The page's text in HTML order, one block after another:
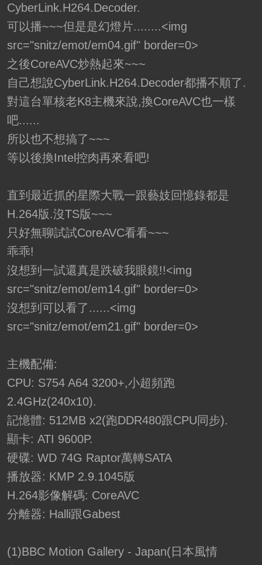
CyberLink.H264.Decoder.
可以播~~~但是是幻燈片........<img
src="snitz/emot/em04.gif" border=0>
之後CoreAVC炒熱起來~~~
自己想說CyberLink.H264.Decoder都播不順了.
對這台單核老K8主機來說,換CoreAVC也一樣
吧......
所以也不想搞了~~~
等以後換Intel控肉再來看吧!
直到最近抓的星際大戰一跟藝妓回憶錄都是
H.264版.沒TS版~~~
只好無聊試試CoreAVC看看~~~
乖乖!
沒想到一試還真是跌破我眼鏡!!<img
src="snitz/emot/em14.gif" border=0>
沒想到可以看了......<img
src="snitz/emot/em21.gif" border=0>
主機配備:
CPU: S754 A64 3200+,小超頻跑
2.4GHz(240x10).
記憶體: 512MB x2(跑DDR480跟CPU同步).
顯卡: ATI 9600P.
硬碟: WD 74G Raptor萬轉SATA
播放器: KMP 2.9.1045版
H.264影像解碼: CoreAVC
分離器: Halli跟Gabest
(1)BBC Motion Gallery - Japan(日本風情